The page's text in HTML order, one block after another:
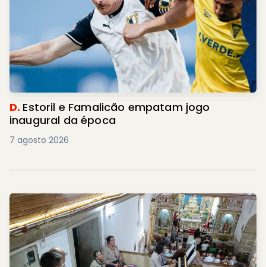
D. Estoril e Famalicão empatam jogo
inaugural da época
7 agosto 2026